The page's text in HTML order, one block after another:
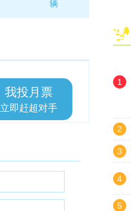
辆
我投月票
立即赶超对手
1
2
3
4
5